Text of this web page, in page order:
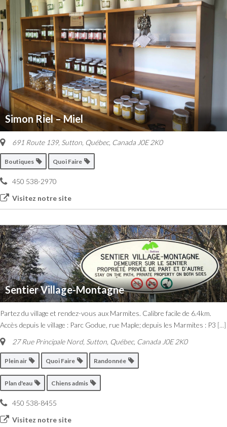
Simon Riel – Miel
691 Route 139, Sutton, Québec, Canada J0E 2K0
Boutiques Quoi Faire
450 538-2970
Visitez notre site
Sentier Village-Montagne
Partez du village et rendez-vous aux Marmites. Calibre facile de 6.4km.
Accès depuis le village : Parc Godue, rue Maple; depuis les Marmites : P3 [...]
27 Rue Principale Nord, Sutton, Québec, Canada J0E 2K0
Plein air Quoi Faire Randonnée
Plan d'eau Chiens admis
450 538-8455
Visitez notre site